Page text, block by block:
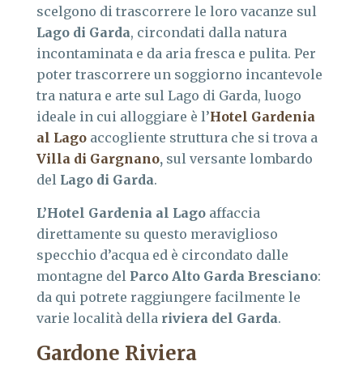
scelgono di trascorrere le loro vacanze sul
Lago di Garda, circondati dalla natura
incontaminata e da aria fresca e pulita. Per
poter trascorrere un soggiorno incantevole
tra natura e arte sul Lago di Garda, luogo
ideale in cui alloggiare è l’Hotel Gardenia
al Lago accogliente struttura che si trova a
Villa di Gargnano, sul versante lombardo
del Lago di Garda.
L’Hotel Gardenia al Lago affaccia
direttamente su questo meraviglioso
specchio d’acqua ed è circondato dalle
montagne del Parco Alto Garda Bresciano:
da qui potrete raggiungere facilmente le
varie località della riviera del Garda.
Gardone Riviera